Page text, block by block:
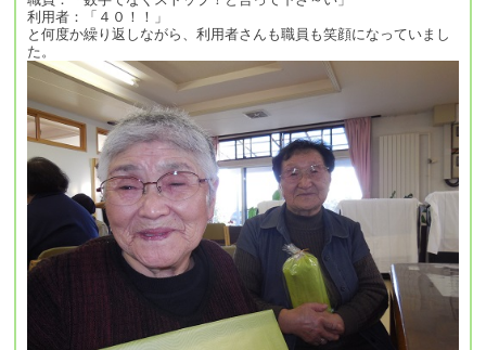
利用者：「４０！！」
と何度か繰り返しながら、利用者さんも職員も笑顔になっていまし
た。